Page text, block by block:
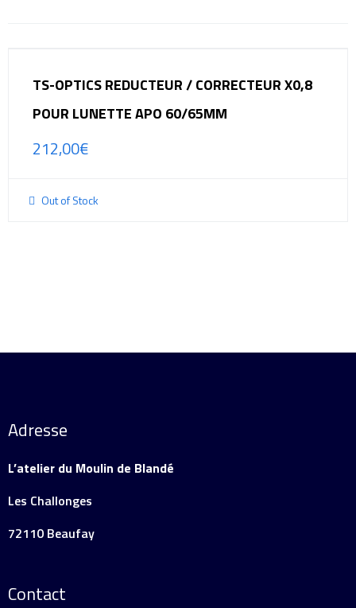
TS-OPTICS REDUCTEUR / CORRECTEUR X0,8
POUR LUNETTE APO 60/65MM
212,00€
Out of Stock
Adresse
L’atelier du Moulin de Blandé
Les Challonges
72110 Beaufay
Contact